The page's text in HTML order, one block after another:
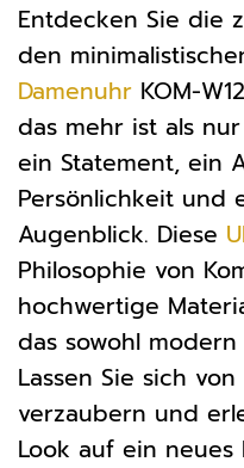
Entdecken Sie die
den
Damenuhr KOM-
das mehr ist als
ein Statement, ein
Persönlichkeit und
Augenblick. Diese
Philosophie von
hochwertige
das sowohl
Lassen Sie sich
verzaubern und
Look auf ein neues